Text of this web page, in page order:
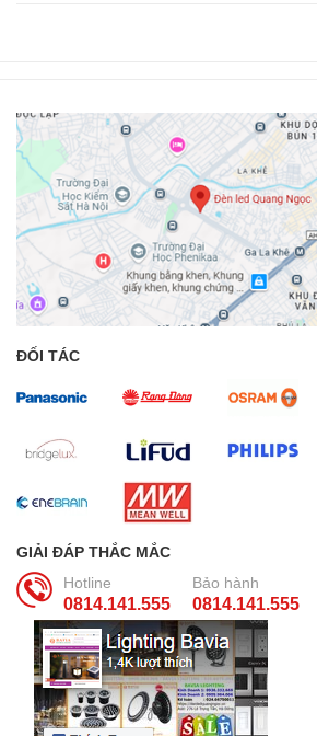
ĐỐI TÁC
GIẢI ĐÁP THẮC MẮC
Hotline
0814.141.555
Bảo hành
0814.141.555